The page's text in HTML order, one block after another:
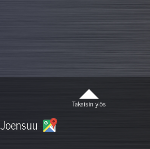
Takaisin ylös
Joensuu